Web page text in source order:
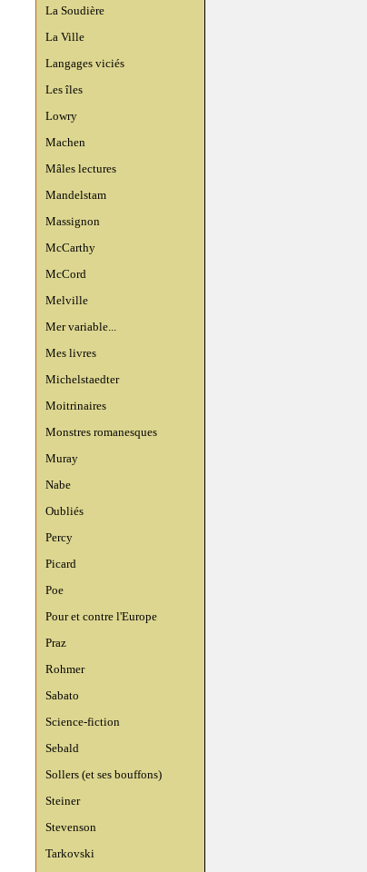
La Soudière
La Ville
Langages viciés
Les îles
Lowry
Machen
Mâles lectures
Mandelstam
Massignon
McCarthy
McCord
Melville
Mer variable...
Mes livres
Michelstaedter
Moitrinaires
Monstres romanesques
Muray
Nabe
Oubliés
Percy
Picard
Poe
Pour et contre l'Europe
Praz
Rohmer
Sabato
Science-fiction
Sebald
Sollers (et ses bouffons)
Steiner
Stevenson
Tarkovski